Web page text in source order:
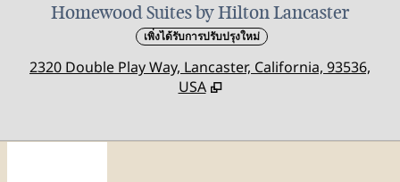
Homewood Suites by Hilton Lancaster
เพิ่งได้รับการปรับปรุงใหม่
2320 Double Play Way, Lancaster, California, 93536,
USA